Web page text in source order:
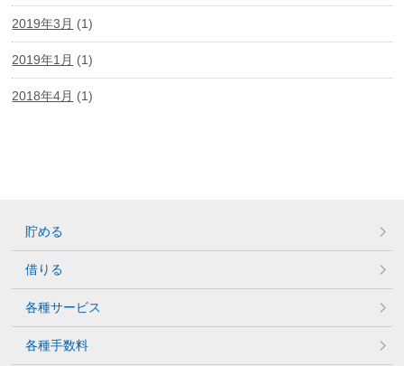
2019年3月 (1)
2019年1月 (1)
2018年4月 (1)
貯める
借りる
各種サービス
各種手数料